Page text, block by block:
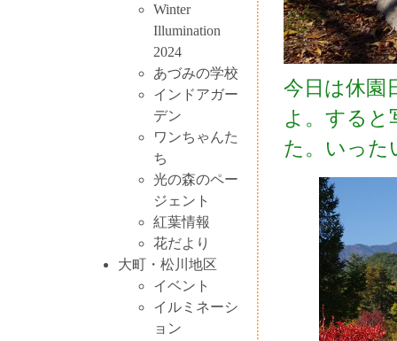
Winter
Illumination
2024
あづみの学校
インドアガー
デン
ワンちゃんた
ち
光の森のペー
ジェント
紅葉情報
花だより
大町・松川地区
イベント
イルミネーシ
ョン
今日は休園
よ。すると
た。いった